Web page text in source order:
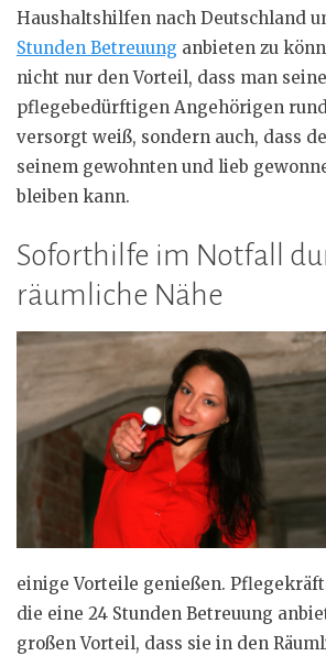
Haushaltshilfen nach Deutschland
Stunden Betreuung anbieten zu
nicht nur den Vorteil, dass man
pflegebedürftigen Angehörigen
versorgt weiß, sondern auch, dass
seinem gewohnten und lieb
bleiben kann.
Soforthilfe im Notfall
räumliche Nähe
einige Vorteile genießen.
die eine 24 Stunden Betreuung
großen Vorteil, dass sie in den